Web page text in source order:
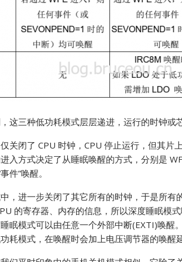
这三种低功耗模式层层递进，运行的时钟或
关闭了 CPU 时钟，CPU 停止运行，但其片
入方式决定了从睡眠唤醒的方式，分别是
件”唤醒。
，进一步关闭了其它所有的时钟，于是所
的寄存器、内存的信息，所以深度睡眠模
眠模式可以由任意一个外部中断(EXTI)唤
耗模式，在唤醒时会加上电压调节器的唤醒延